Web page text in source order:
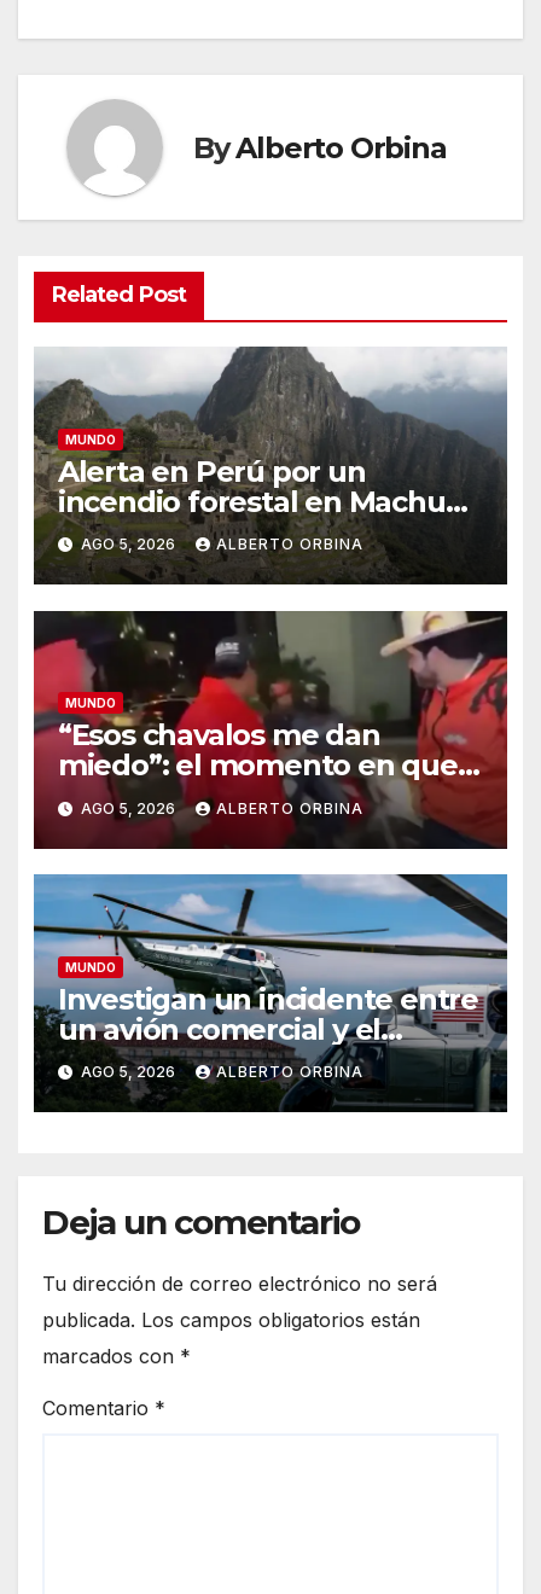
ByAlberto Orbina
Related Post
MUNDO
Alerta en Perú por un
incendio forestal en Machu
Picchu que afecta el servicio
de trenes hacia el santuario
AGO 5, 2026 ALBERTO ORBINA
MUNDO
“Esos chavalos me dan
miedo”: el momento en que
los sicarios marcaron al
influencer mexicano César
Gastélum antes de asesinarlo
AGO 5, 2026 ALBERTO ORBINA
MUNDO
Investigan un incidente entre
un avión comercial y el
helicóptero de Donald Trump
en el cielo de Washington
AGO 5, 2026 ALBERTO ORBINA
Deja un comentario
Tu dirección de correo electrónico no será
publicada. Los campos obligatorios están
marcados con *
Comentario *